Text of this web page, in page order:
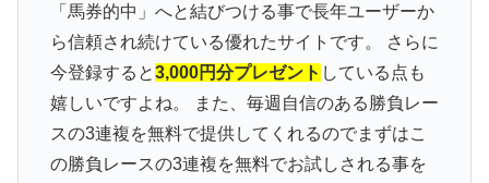
「馬券的中」へと結びつける事で長年ユーザーか
ら信頼され続けている優れたサイトです。 さらに
今登録すると3,000円分プレゼント している点も
嬉しいですよね。 また、毎週自信のある勝負レー
スの3連複を無料で提供してくれるのでまずはこ
の勝負レースの3連複を無料でお試しされる事を